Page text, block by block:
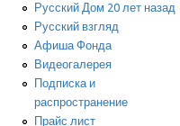
Русский Дом 20 лет назад
Русский взгляд
Афиша Фонда
Видеогалерея
Подписка и
распространение
Прайс лист